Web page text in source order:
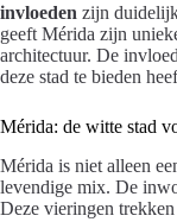
invloeden zijn
geeft Mérida zijn
architectuur. De
deze stad te bieden
Mérida: de witte stad
Mérida is niet alleen
levendige mix. De
Deze vieringen